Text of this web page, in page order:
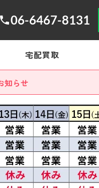
06-6467-8131
宅配買取
知らせ